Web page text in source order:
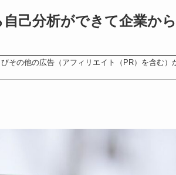
己分析ができて企業か
その他の広告（アフィリエイト（PR）を含む）